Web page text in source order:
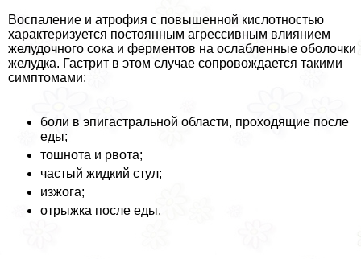
Воспаление и атрофия с повышенной кислотностью
хаpaктеризуется постоянным агрессивным влиянием
желудочного сока и ферментов на ослабленные оболочки
желудка. Гастрит в этом случае сопровождается такими
симптомами:
боли в эпигастральной области, проходящие после
еды;
тошнота и рвота;
частый жидкий стул;
изжога;
отрыжка после еды.